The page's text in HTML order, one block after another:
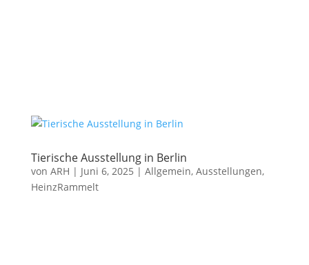
Tierische Ausstellung in Berlin
von ARH | Juni 6, 2025 | Allgemein, Ausstellungen,
HeinzRammelt